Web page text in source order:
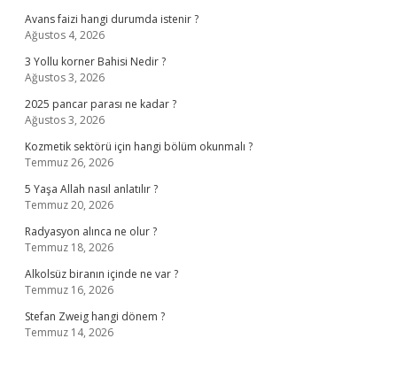
Avans faizi hangi durumda istenir ?
Ağustos 4, 2026
3 Yollu korner Bahisi Nedir ?
Ağustos 3, 2026
2025 pancar parası ne kadar ?
Ağustos 3, 2026
Kozmetik sektörü için hangi bölüm okunmalı ?
Temmuz 26, 2026
5 Yaşa Allah nasıl anlatılır ?
Temmuz 20, 2026
Radyasyon alınca ne olur ?
Temmuz 18, 2026
Alkolsüz biranın içinde ne var ?
Temmuz 16, 2026
Stefan Zweig hangi dönem ?
Temmuz 14, 2026